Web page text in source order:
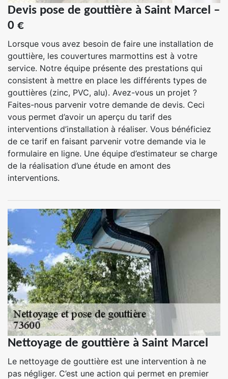
Devis pose de gouttière à Saint Marcel –
0 €
Lorsque vous avez besoin de faire une installation de
gouttière, les couvertures marmottins est à votre
service. Notre équipe présente des prestations qui
consistent à mettre en place les différents types de
gouttières (zinc, PVC, alu). Avez-vous un projet ?
Faites-nous parvenir votre demande de devis. Ceci
vous permet d’avoir un aperçu du tarif des
interventions d’installation à réaliser. Vous bénéficiez
de ce tarif en faisant parvenir votre demande via le
formulaire en ligne. Une équipe d’estimateur se charge
de la réalisation d’une étude en amont des
interventions.
Nettoyage de gouttière à Saint Marcel
Le nettoyage de gouttière est une intervention à ne
pas négliger. C’est une action qui permet en premier